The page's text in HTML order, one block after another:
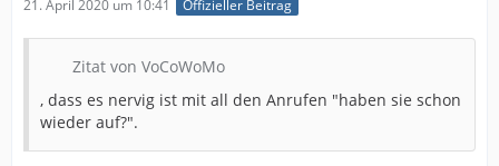
21. April 2020 um 10:41 Offizieller Beitrag
Zitat von VoCoWoMo
, dass es nervig ist mit all den Anrufen "haben sie schon
wieder auf?".